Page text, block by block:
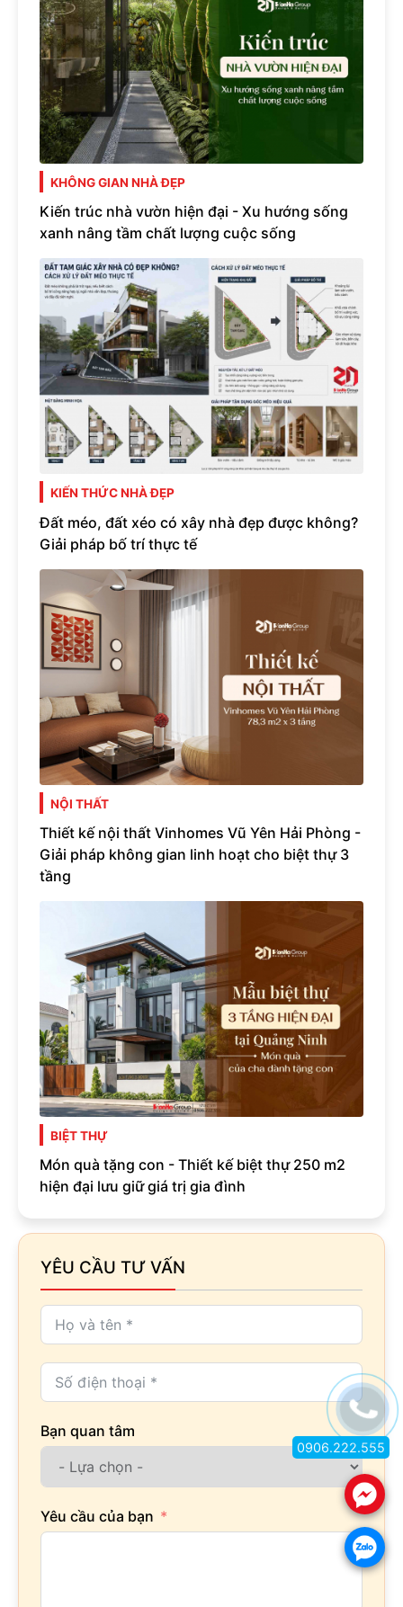
KHÔNG GIAN NHÀ ĐẸP
Kiến trúc nhà vườn hiện đại - Xu hướng sống
xanh nâng tầm chất lượng cuộc sống
KIẾN THỨC NHÀ ĐẸP
Đất méo, đất xéo có xây nhà đẹp được không?
Giải pháp bố trí thực tế
NỘI THẤT
Thiết kế nội thất Vinhomes Vũ Yên Hải Phòng -
Giải pháp không gian linh hoạt cho biệt thự 3
tầng
BIỆT THỰ
Món quà tặng con - Thiết kế biệt thự 250 m2
hiện đại lưu giữ giá trị gia đình
YÊU CẦU TƯ VẤN
Bạn quan tâm
Yêu cầu của bạn
.
.
0906.222.555